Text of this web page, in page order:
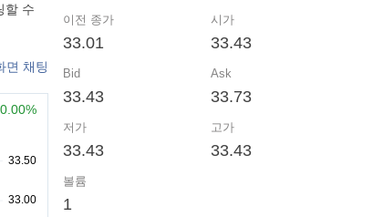
할 수
면 채팅
0.00%
이전 종가
33.01
시가
33.43
Bid
33.43
Ask
33.73
저가
33.43
고가
33.43
볼륨
1